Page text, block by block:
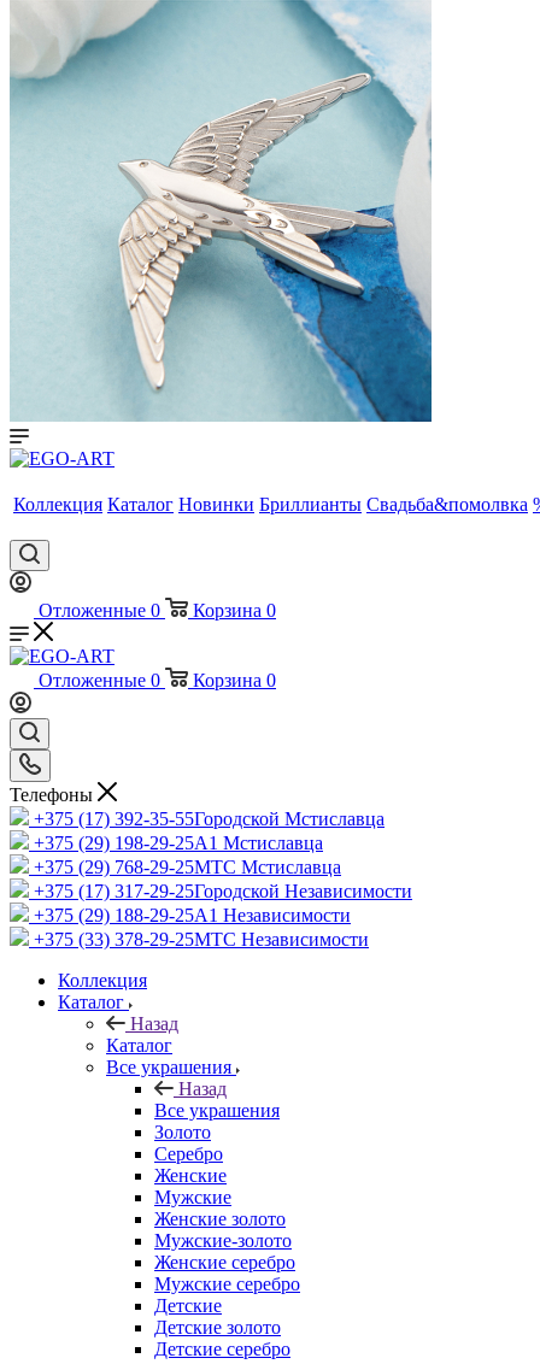
Коллекция Каталог Новинки Бриллианты Свадьба&помолвка
Отложенные 0 Корзина 0
Отложенные 0 Корзина 0
Телефоны
+375 (17) 392-35-55Городской Мстиславца
+375 (29) 198-29-25A1 Мстиславца
+375 (29) 768-29-25МТС Мстиславца
+375 (17) 317-29-25Городской Независимости
+375 (29) 188-29-25A1 Независимости
+375 (33) 378-29-25МТС Независимости
Коллекция
Каталог
Назад
Каталог
Все украшения
Назад
Все украшения
Золото
Серебро
Женские
Мужские
Женские золото
Мужские-золото
Женские серебро
Мужские серебро
Детские
Детские золото
Детские серебро